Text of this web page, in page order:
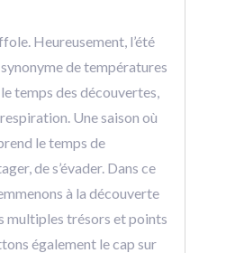
Heureusement, l’été
synonyme de températures
temps des découvertes,
Une saison où
le temps de
de s’évader. Dans ce
à la découverte
multiples trésors et points
également le cap sur